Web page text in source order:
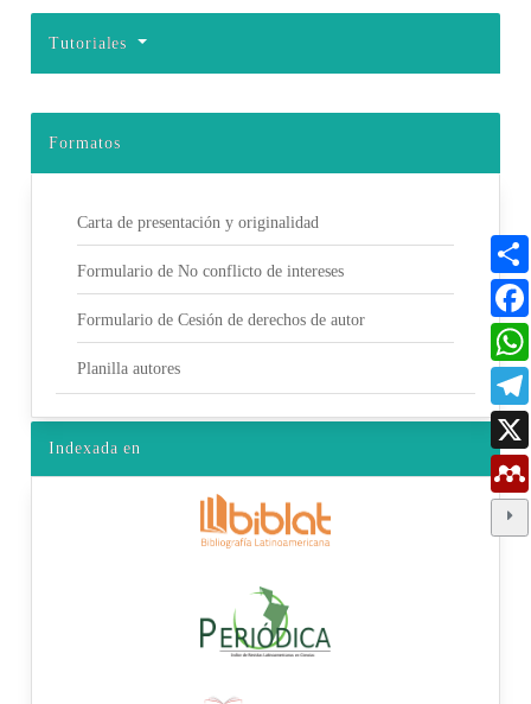
Tutoriales
Formatos
Carta de presentación y originalidad
Formulario de No conflicto de intereses
Formulario de Cesión de derechos de autor
Planilla autores
Indexada en